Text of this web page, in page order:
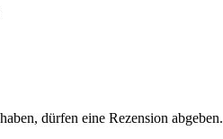
dürfen eine Rezension abgeben.